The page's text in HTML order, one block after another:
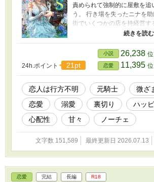
責められて強制的に屋敷を追
う。 行き場を失ったニナを助
街でいくつかの店を持経営す
った。 そしていつしか二人
婚の約束までしていたのだが
事があるから一ヶ月程街を出
しかしそれから一年経った今
い。 不安を感じるニナだった
祈る為に毎日教会へと通って
ったのは少し訳アリで元騎士
全４５話で完結になります。
のうち書きたいと思っていま
筆修正しました。 一部文章が
正、足りない所は少し付け足
文が１０万字を超えたので
ました。 ＊＊補足説明＊＊
す。ご注意ください。 前戯
たる程度のざまぁ？らしきも
ります。 ※ムーンライトノベ
24h.ポイント 21pt
小説 26,238
恋愛 11,395
恋人は行方不明 元騎士
微ざ
恋愛
溺愛 裏切り
ハッ
心配性
甘々 ノーチェ
文字数 151,589 最終更新日 2026.07.13
恋愛 完結 長編 R18